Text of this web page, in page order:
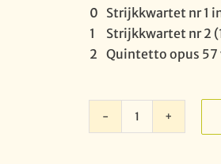
0 Strijkkwartet nr 1
1
Strijkkwartet nr 2
2 Quintetto opus
In